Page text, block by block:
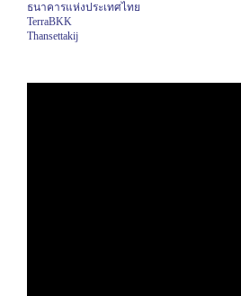
ธนาคารแห่งประเทศไทย
TerraBKK
Thansettakij